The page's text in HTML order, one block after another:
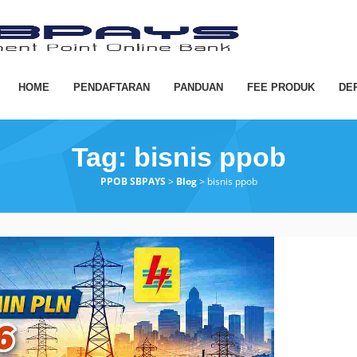
HOME PENDAFTARAN PANDUAN FEE PRODUK
Tag: bisnis ppob
PPOB SBPAYS > Blog> bisnis ppob